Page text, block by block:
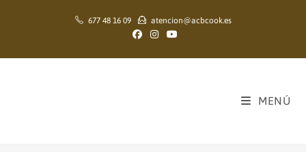
677 48 16 09 atencion@acbcook.es
MENÚ